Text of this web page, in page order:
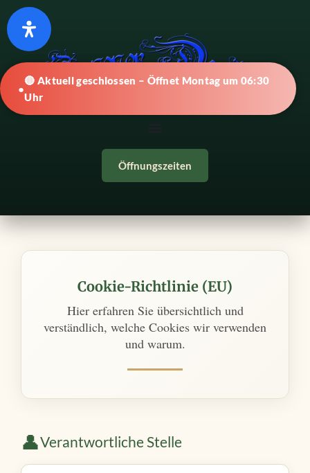
Öffnungszeiten
Cookie-Richtlinie (EU)
Hier erfahren Sie übersichtlich und
verständlich, welche Cookies wir verwenden
und warum.
👤Verantwortliche Stelle
🔴 Aktuell geschlossen – Öffnet Montag um 06:30
Uhr